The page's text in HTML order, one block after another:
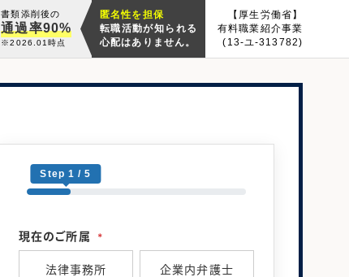
書類添削後の
通過率90%
※2026.01時点
匿名性を担保
転職活動が知られる
心配はありません。
【厚生労働省】
有料職業紹介事業
(13-ユ-313782)
Step 1 / 5
現在のご所属 *
法律事務所 企業内弁護士